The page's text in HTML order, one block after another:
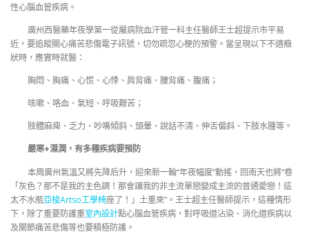
性心腦血管疾病。
廣州西醫藥年夜學第一從屬病院血汗管一科主任醫師王士超提示市平易
近，要追蹤關心痛苦悲傷電子訊號，切勿疏忽心梗的預警。當呈現以下不適癥
狀時，應實時就醫：
胸悶、胸痛、心慌、心悸、肩背痛、腰背痛、腹痛；
咳嗽、咯血、氣短、呼吸艱苦；
肢體麻痺、乏力、吵嘴傾斜、頭暈、說話不清、伸舌偏斜、下肢水腫等。
嚴寒+濕潤，有多種疾病要預防
本周廣州氣溫又將先降后升，迎來新一輪“年夜幅度”動搖，回南天也將“卷
「灰色？那不是我的主色調！那會讓我的非主流單戀變成主流的普通愛戀！這
太不水瓶亞梭Artso工學椅座了！」土重來”。王士超主任醫師提示，這種情形
下，除了重要防護重室內設計點心腦血管疾病，對呼吸道沾染、消化道疾病以
及關節痛苦悲傷等也要積極防護。